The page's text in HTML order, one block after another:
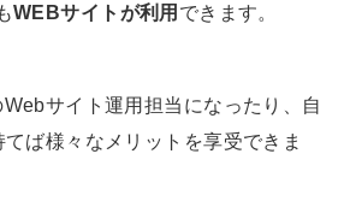
WEBサイトが利用 できます。
サイト運用担当になったり、自
ば様々なメリットを享受できま